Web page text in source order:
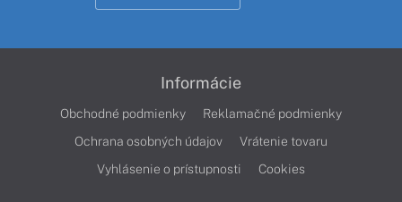
Informácie
Obchodné podmienky
Reklamačné podmienky
Ochrana osobných údajov
Vrátenie tovaru
Vyhlásenie o prístupnosti
Cookies